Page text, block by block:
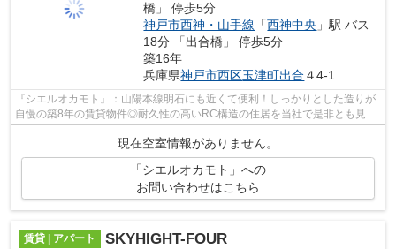
橋」 停歩5分
神戸市西神・山手線 「西神中央 」駅 バス
18分 「出合橋」 停歩5分
築16年
兵庫県神戸市西区玉津町出合 ４4-1
『シエルオカモト』：山陽本線明石にも近くて便利！しっかりとした造りが
自慢の築8年の賃貸物件◎耐久性の高いRC構造の住居を当社で是非とも見つ
現在空室情報がありません。
「シエルオカモト」への
お問い合わせはこちら
賃貸 | アパート SKYHIGHT-FOUR